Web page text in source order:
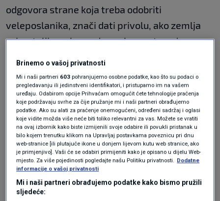
odgovora strane koja treba odobriti
veleposlanika, znači dati privolu, ako zemlja
primateljica, ako ne da suglasnost, onda se
slučaju, očito da je neko nezadovoljstvo u
Izraelu u Ministarstvu vanjskih poslova, u
dijelu Vlade, dovoljno snažno da se tako nešto
pusti u javnost. I ako hoćete, na taj način s tom
informacijom je izraelska strana, znači
NetanyahuovaVlada, očito, bacila ili dala
Milanoviću šansu da objavi priopćenje i da se
on tu predstavi kao lijevi suverenist."
Brinemo o vašoj privatnosti
Mi i naši partneri 603 pohranjujemo osobne podatke, kao što su podaci o
pregledavanju ili jedinstveni identifikatori, i pristupamo im na vašem
uređaju. Odabirom opcije Prihvaćam omogućit ćete tehnologije praćenja
koje podržavaju svrhe za čije pružanje mi i naši partneri obrađujemo
podatke. Ako su alati za praćenje onemogućeni, određeni sadržaj i oglasi
koje vidite možda više neće biti toliko relevantni za vas. Možete se vratiti
na ovaj izbornik kako biste izmijenili svoje odabire ili povukli pristanak u
bilo kojem trenutku klikom na Upravljaj postavkama poveznicu pri dnu
web-stranice [ili plutajuće ikone u donjem lijevom kutu web stranice, ako
je primjenjivo]. Vaši će se odabiri primijeniti kako je opisano u dijelu Web-
mjesto. Za više pojedinosti pogledajte našu Politiku privatnosti. Dodatne
informacije o vašoj privatnosti
Mi i naši partneri obrađujemo podatke kako bismo pružili
sljedeće: